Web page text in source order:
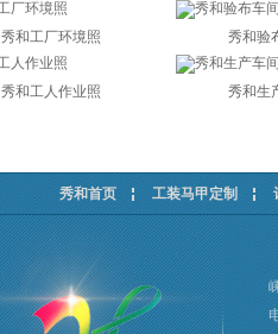
秀和工厂环境照 秀和验
秀和工人作业照 秀和生
秀和首页 工装马甲定制